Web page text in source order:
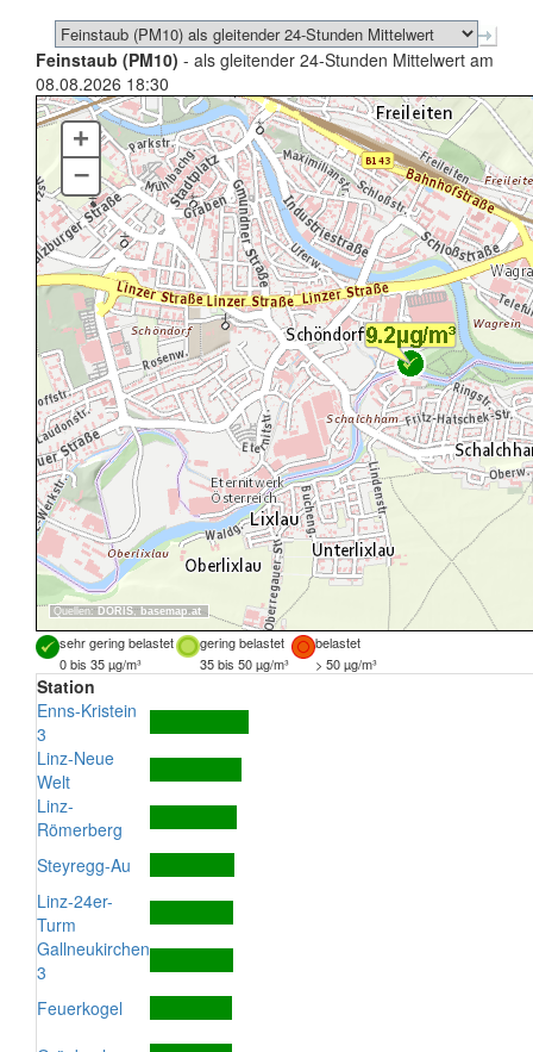
Feinstaub (PM10) - als gleitender 24-Stunden Mittelwert am
08.08.2026 18:30
Quellen: DORIS, basemap.at
+
–
sehr gering belastet gering belastet
belastet
0 bis 35 µg/m³
35 bis 50 µg/m³ > 50 µg/m³
Station
Enns-Kristein
3
Linz-Neue
Welt
Linz-
Römerberg
Steyregg-Au
Linz-24er-
Turm
Gallneukirchen
3
Feuerkogel